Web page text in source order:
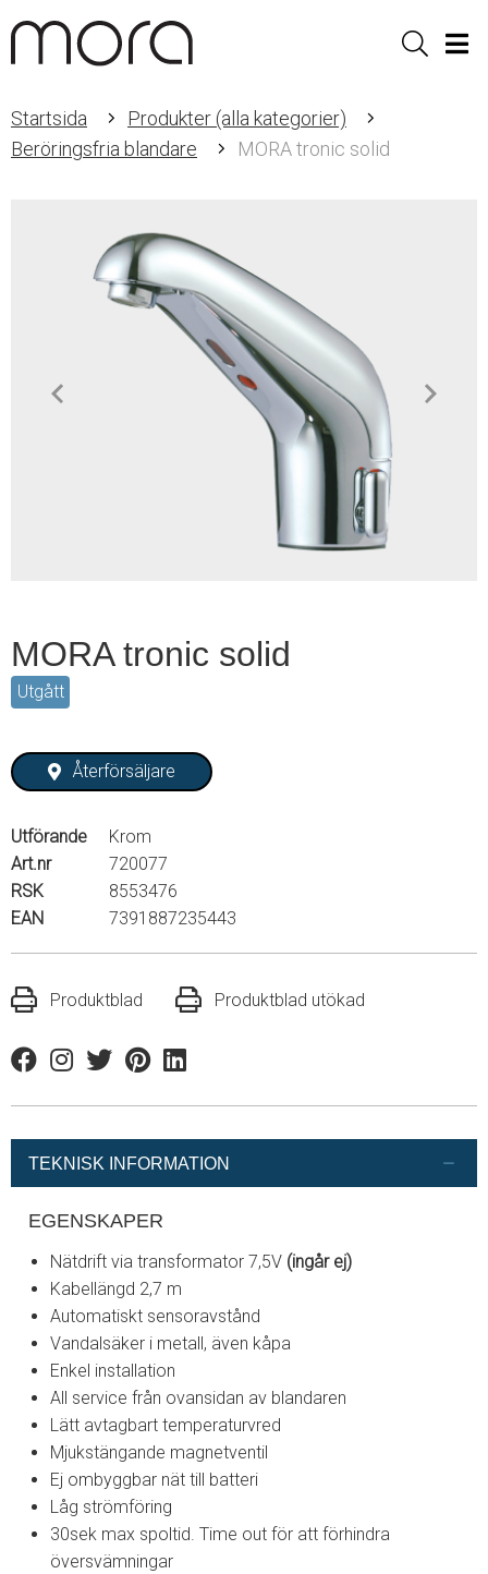
Sök
Startsida
Produkter (alla kategorier)
Beröringsfria blandare
MORA tronic solid
MORA tronic solid
Utgått
Återförsäljare
Utförande
Krom
Art.nr
720077
RSK
8553476
EAN
7391887235443
Produktblad Produktblad utökad
FacebookInstagram
TwitterPinterestLinkedin
TEKNISK INFORMATION
EGENSKAPER
Nätdrift via transformator 7,5V (ingår ej)
Kabellängd 2,7 m
Automatiskt sensoravstånd
Vandalsäker i metall, även kåpa
Enkel installation
All service från ovansidan av blandaren
Lätt avtagbart temperaturvred
Mjukstängande magnetventil
Ej ombyggbar nät till batteri
Låg strömföring
30sek max spoltid. Time out för att förhindra
översvämningar